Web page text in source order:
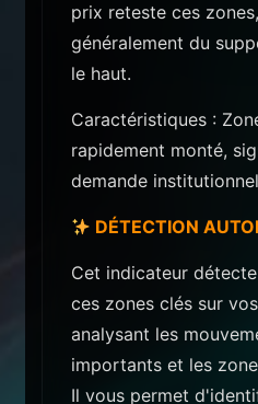
prix reteste ces
généralement du
le haut.
Caractéristiques :
rapidement monté,
demande
DÉTECTION
Cet indicateur
ces zones clés sur
analysant les
importants et les
Il vous permet